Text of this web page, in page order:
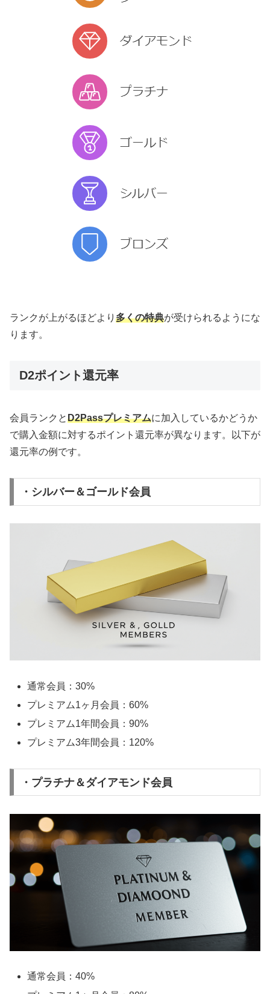
ランクが上がるほどより 多くの特典が受けられるようにな
ります。
D2ポイント還元率
会員ランクとD2Passプレミアムに加入しているかどうか
で購入金額に対するポイント還元率が異なります。以下が
還元率の例です。
・シルバー＆ゴールド会員
通常会員：30%
プレミアム1ヶ月会員：60%
プレミアム1年間会員：90%
プレミアム3年間会員：120%
・プラチナ＆ダイアモンド会員
通常会員：40%